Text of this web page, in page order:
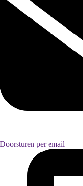
Doorsturen per email